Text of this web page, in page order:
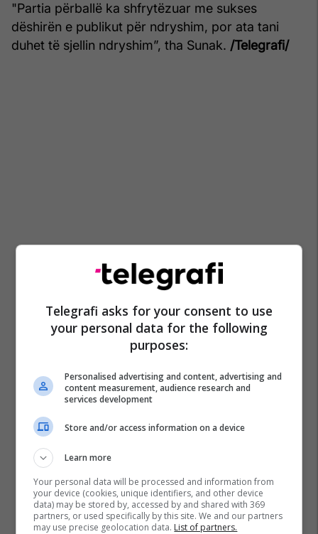
"Partia përballë ka shfrytëzuar me sukses
dëshirën e publikut për ndryshim, por ata tani
duhet të sjellin ndryshim”, tha Sunak. /Telegrafi/
Mbretëria E Bashkuar Rishi Sunak
Keir Starmer
Mbreti Charles Iii
Telegrafi asks for your consent to use
your personal data for the following
purposes:
Personalised advertising and content, advertising and
content measurement, audience research and
services development
Store and/or access information on a device
Learn more
Your personal data will be processed and information from
your device (cookies, unique identifiers, and other device
data) may be stored by, accessed by and shared with 369
partners, or used specifically by this site. We and our partners
may use precise geolocation data. List of partners.